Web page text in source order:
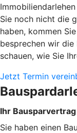
Sie noch nicht die
haben, kommen
besprechen wir die
schauen, wie Sie
Jetzt Termin
Ihr
Sie haben einen